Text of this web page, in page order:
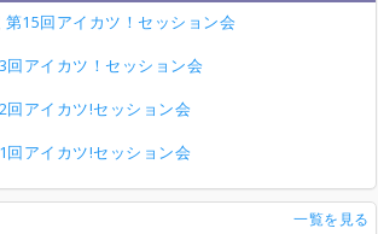
第15回アイカツ！セッション会
回アイカツ！セッション会
回アイカツ!セッション会
回アイカツ!セッション会
一覧を見る